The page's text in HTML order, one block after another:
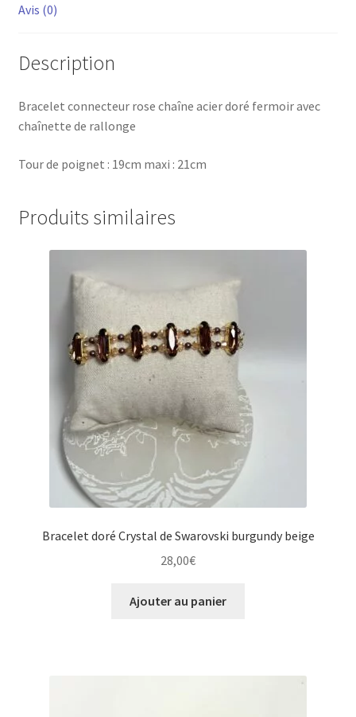
Avis (0)
Description
Bracelet connecteur rose chaîne acier doré fermoir avec
chaînette de rallonge
Tour de poignet : 19cm maxi : 21cm
Produits similaires
Bracelet doré Crystal de Swarovski burgundy beige
28,00€
Ajouter au panier